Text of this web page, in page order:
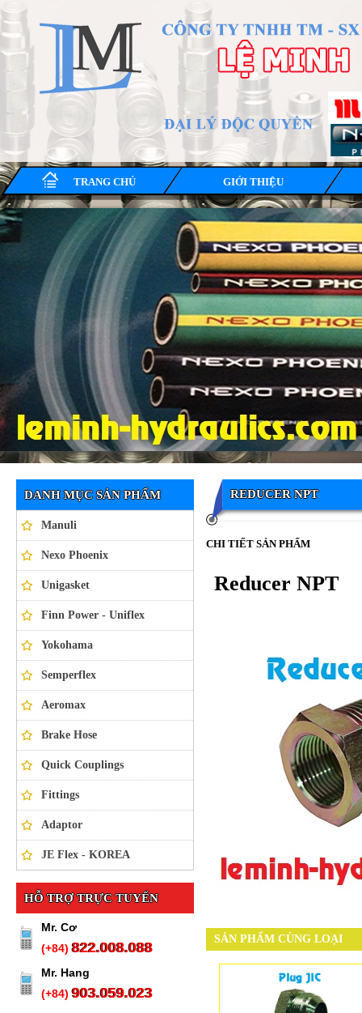
TRANG CHỦ GIỚI THIỆU
Ống thủy lực NEXO PHOENIX
DANH MỤC SẢN PHẨM
Manuli
Nexo Phoenix
Unigasket
Finn Power - Uniflex
Yokohama
Semperflex
Aeromax
Brake Hose
Quick Couplings
Fittings
Adaptor
JE Flex - KOREA
HỖ TRỢ TRỰC TUYẾN
Mr. Cơ
(+84)822.008.088
Mr. Hang
(+84)903.059.023
REDUCER NPT
CHI TIẾT SẢN PHẨM
Reducer NPT
SẢN PHẨM CÙNG LOẠI